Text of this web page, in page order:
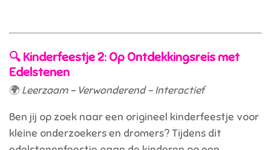
🔍 Kinderfeestje 2: Op Ontdekkingsreis met
Edelstenen
🌍 Leerzaam – Verwonderend – Interactief
Ben jij op zoek naar een origineel kinderfeestje voor
kleine onderzoekers en dromers? Tijdens dit